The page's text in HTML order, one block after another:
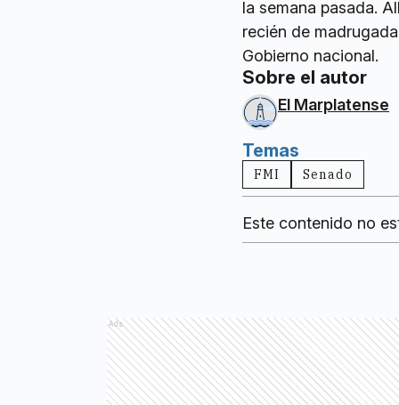
la semana pasada.
recién de
Gobierno nacional.
Sobre el autor
El Marplatense
Temas
FMI Senado
Este contenido no
Ads